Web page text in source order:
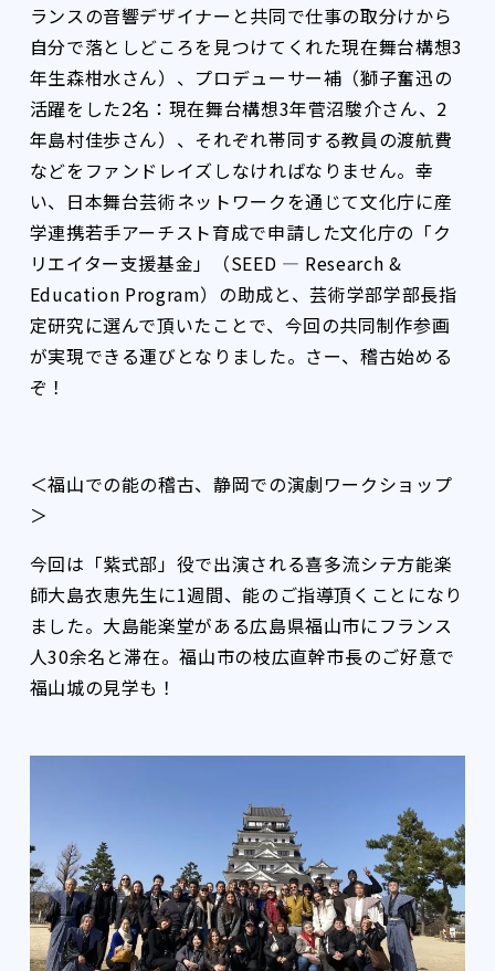
ランスの音響デザイナーと共同で仕事の取分けから
自分で落としどころを見つけてくれた現在舞台構想3
年生森柑水さん）、プロデューサー補（獅子奮迅の
活躍をした2名：現在舞台構想3年菅沼駿介さん、2
年島村佳歩さん）、それぞれ帯同する教員の渡航費
などをファンドレイズしなければなりません。幸
い、日本舞台芸術ネットワークを通じて文化庁に産
学連携若手アーチスト育成で申請した文化庁の「ク
リエイター支援基金」（SEED ― Research &
Education Program）の助成と、芸術学部学部長指
定研究に選んで頂いたことで、今回の共同制作参画
が実現できる運びとなりました。さー、稽古始める
ぞ！
＜福山での能の稽古、静岡での演劇ワークショップ
＞
今回は「紫式部」役で出演される喜多流シテ方能楽
師大島衣恵先生に1週間、能のご指導頂くことになり
ました。大島能楽堂がある広島県福山市にフランス
人30余名と滞在。福山市の枝広直幹市長のご好意で
福山城の見学も！